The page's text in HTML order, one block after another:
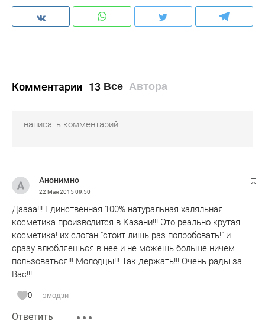
Комментарии 13 Все Автора
Анонимно
22 Мая 201509:50
Даааа!!! Единственная 100% натуральная халяльная
косметика производится в Казани!!! Это реально крутая
косметика! их слоган "стоит лишь раз попробовать!" и
сразу влюбляешься в нее и не можешь больше ничем
пользоваться!!! Молодцы!!! Так держать!!! Очень рады за
Вас!!!
0 эмодзи
Ответить